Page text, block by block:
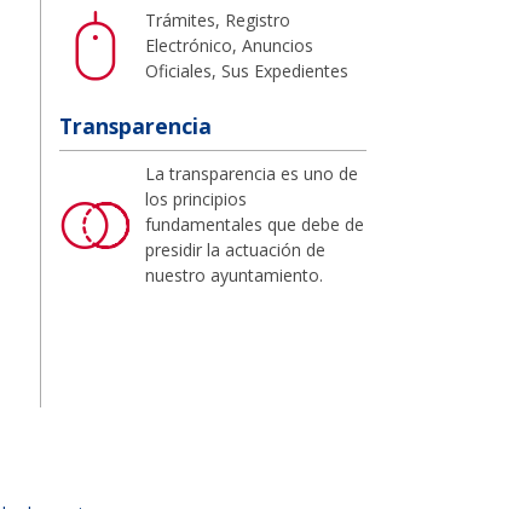
Trámites, Registro
Electrónico, Anuncios
Oficiales, Sus Expedientes
Transparencia
La transparencia es uno de
los principios
fundamentales que debe de
presidir la actuación de
nuestro ayuntamiento.